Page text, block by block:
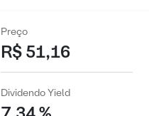
Preço
R$ 51,16
Dividendo Yield